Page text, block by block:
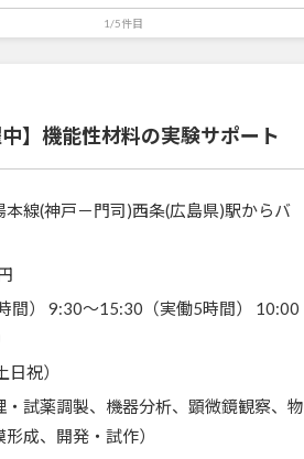
1/5件目
】機能性材料の実験サポート
線(神戸－門司)西条(広島県)駅からバ
間） 9:30～15:30（実働5時間） 10:00
祝）
試薬調製、機器分析、顕微鏡観察、物
成、開発・試作）